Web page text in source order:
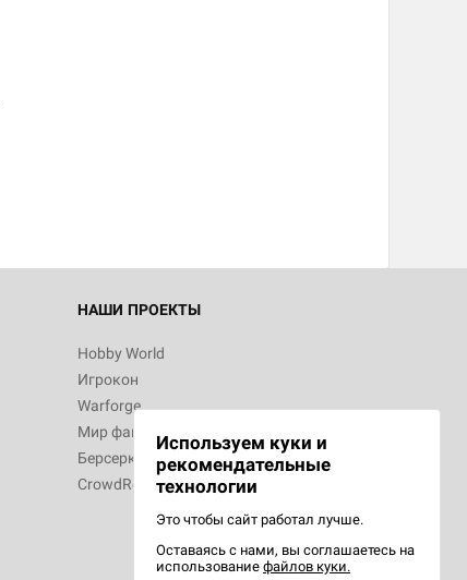
НАШИ ПРОЕКТЫ
Hobby World
Игрокон
Warforge
Мир фантастики
Берсерк
CrowdRepublic
Используем куки и
рекомендательные
технологии
Это чтобы сайт работал лучше.
Оставаясь с нами, вы соглашаетесь на
использование файлов куки.